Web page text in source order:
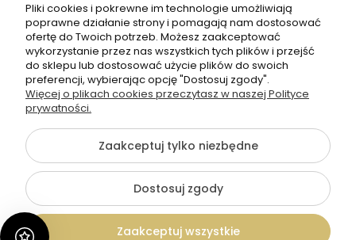
Pokaż pełną wersję strony
Pliki cookies i pokrewne im technologie umożliwiają
poprawne działanie strony i pomagają nam dostosować
ofertę do Twoich potrzeb. Możesz zaakceptować
wykorzystanie przez nas wszystkich tych plików i przejść
do sklepu lub dostosować użycie plików do swoich
preferencji, wybierając opcję "Dostosuj zgody".
Więcej o plikach cookies przeczytasz w naszej Polityce
prywatności.
Zaakceptuj tylko niezbędne
Dostosuj zgody
Zaakceptuj wszystkie